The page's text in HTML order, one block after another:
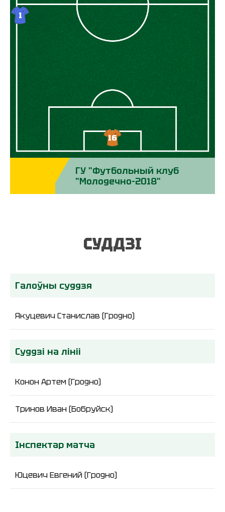
16
18
11
8
2
4
12
14
5
13
1
ГУ "Футбольный клуб
"Молодечно-2018"
СУДДЗІ
Галоўны суддзя
Якуцевич Станислав (Гродно)
Суддзі на лініі
Конон Артем (Гродно)
Тринов Иван (Бобруйск)
Інспектар матча
Юцевич Евгений (Гродно)